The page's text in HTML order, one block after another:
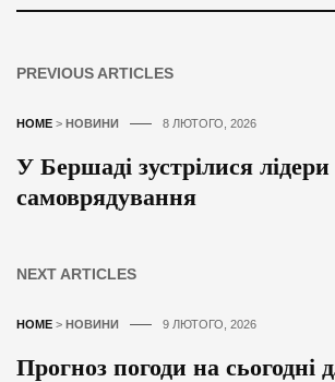
PREVIOUS ARTICLES
HOME > НОВИНИ 8 ЛЮТОГО, 2026
У Бершаді зустрілися лідери
самоврядування
NEXT ARTICLES
HOME > НОВИНИ 9 ЛЮТОГО, 2026
Прогноз погоди на сьогодні